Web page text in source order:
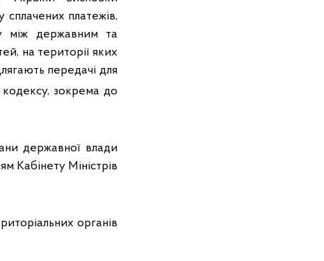
платежів,
між державним та
на території яких
передачі для
зокрема до
державної влади
Кабінету Міністрів
органів